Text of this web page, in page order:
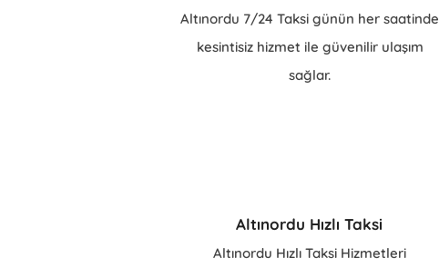
Altınordu 7/24 Taksi günün her saatinde
kesintisiz hizmet ile güvenilir ulaşım
sağlar.
Altınordu Hızlı Taksi
Altınordu Hızlı Taksi Hizmetleri